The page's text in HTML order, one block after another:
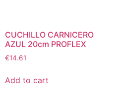
CUCHILLO CARNICERO
AZUL 20cm PROFLEX
€14.61
Add to cart